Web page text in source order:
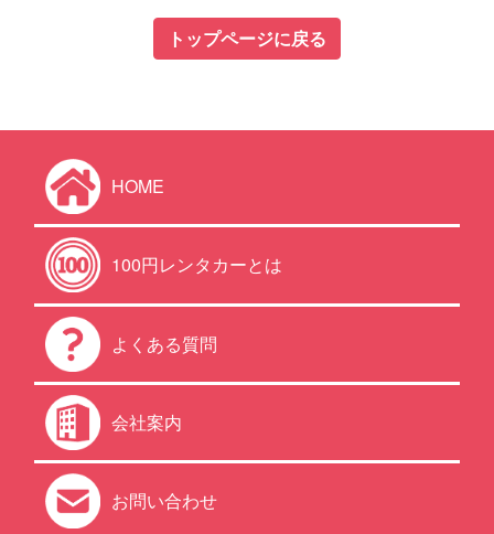
トップページに戻る
HOME
100円レンタカーとは
よくある質問
会社案内
お問い合わせ